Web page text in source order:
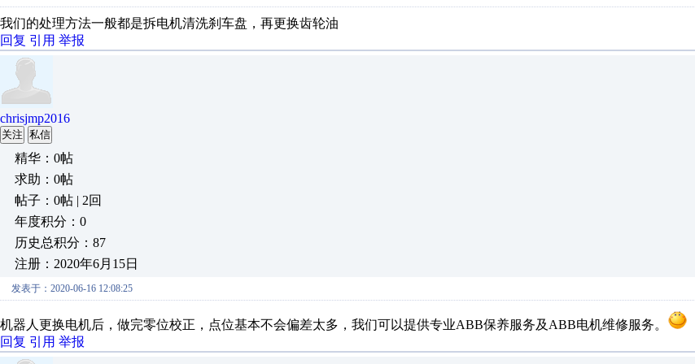
我们的处理方法一般都是拆电机清洗刹车盘，再更换齿轮油
回复 引用 举报
chrisjmp2016
关注 私信
精华：0帖
求助：0帖
帖子：0帖 | 2回
年度积分：0
历史总积分：87
注册：2020年6月15日
发表于：2020-06-16 12:08:25
机器人更换电机后，做完零位校正，点位基本不会偏差太多，我们可以提供专业ABB保养服务及ABB电机维修服务。
回复 引用 举报